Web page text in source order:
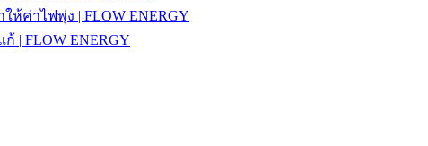
ห้ค่าไฟพุ่ง | FLOW ENERGY
| FLOW ENERGY